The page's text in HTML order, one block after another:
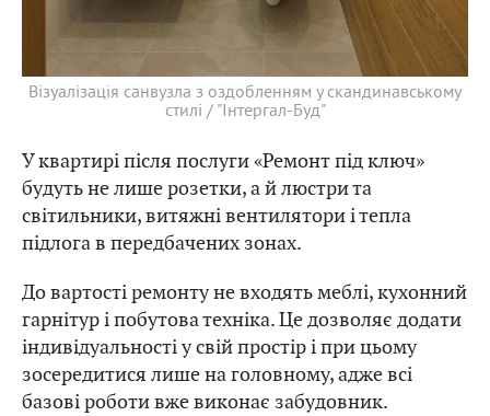
Візуалізація санвузла з оздобленням у скандинавському
стилі / "Інтергал-Буд"
У квартирі після послуги «Ремонт під ключ»
будуть не лише розетки, а й люстри та
світильники, витяжні вентилятори і тепла
підлога в передбачених зонах.
До вартості ремонту не входять меблі, кухонний
гарнітур і побутова техніка. Це дозволяє додати
індивідуальності у свій простір і при цьому
зосередитися лише на головному, адже всі
базові роботи вже виконає забудовник.